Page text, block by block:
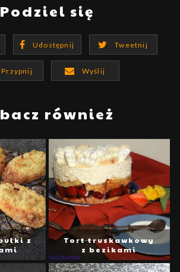
Podziel się
Udostępnij Tweetnij
Przypnij Wyślij
również
z
Tort truskawkowy
z bezikami